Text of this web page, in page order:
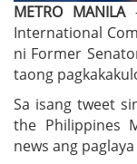
METRO MANILA
International
ni Former
taong
Sa isang tweet
the Philippines
news ang